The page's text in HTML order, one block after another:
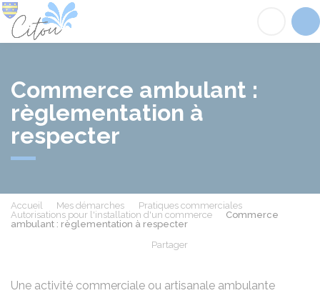
Commerce ambulant :
règlementation à
respecter
Accueil Mes démarches
Pratiques commerciales
Autorisations pour l'installation d'un commerce
Commerce
ambulant : règlementation à respecter
Partager
Une activité commerciale ou artisanale ambulante